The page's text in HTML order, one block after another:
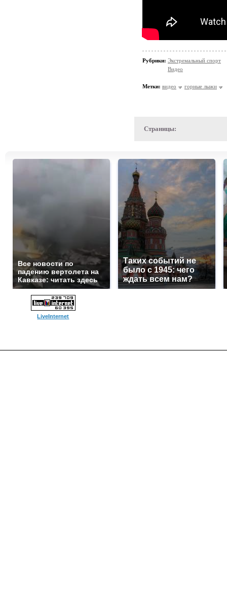
Рубрики: Экстремальный спорт
Видео
Метки: видео горные лыжи
Страницы:
Все новости по
падению вертолета на
Кавказе: читать здесь
Таких событий не
было с 1945: чего
ждать всем нам?
LiveInternet